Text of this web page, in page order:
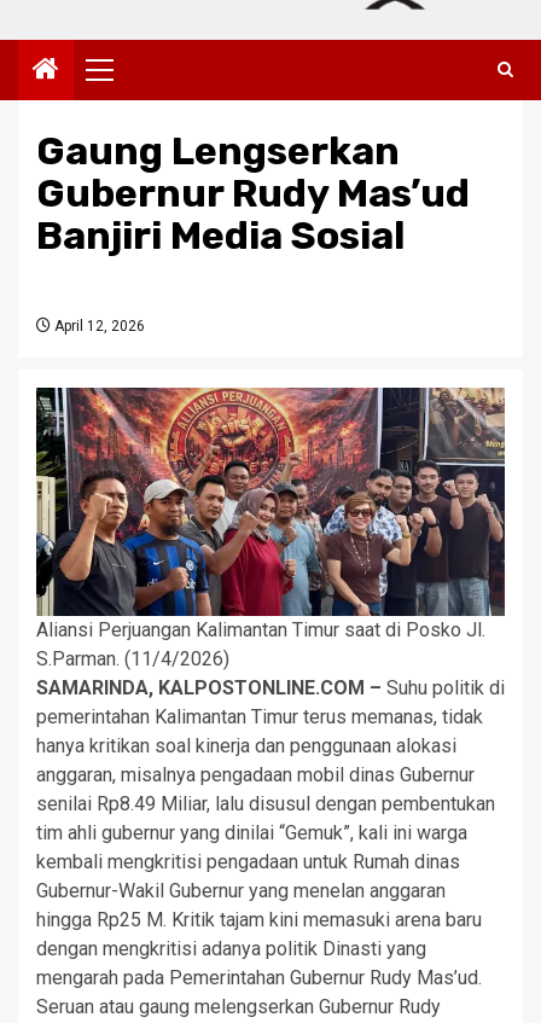
Primary
Menu
Gaung Lengserkan
Gubernur Rudy Mas’ud
Banjiri Media Sosial
April 12, 2026
Aliansi Perjuangan Kalimantan Timur saat di Posko Jl.
S.Parman. (11/4/2026)
SAMARINDA, KALPOSTONLINE.COM – Suhu politik di
pemerintahan Kalimantan Timur terus memanas, tidak
hanya kritikan soal kinerja dan penggunaan alokasi
anggaran, misalnya pengadaan mobil dinas Gubernur
senilai Rp8.49 Miliar, lalu disusul dengan pembentukan
tim ahli gubernur yang dinilai “Gemuk”, kali ini warga
kembali mengkritisi pengadaan untuk Rumah dinas
Gubernur-Wakil Gubernur yang menelan anggaran
hingga Rp25 M. Kritik tajam kini memasuki arena baru
dengan mengkritisi adanya politik Dinasti yang
mengarah pada Pemerintahan Gubernur Rudy Mas’ud.
Seruan atau gaung melengserkan Gubernur Rudy